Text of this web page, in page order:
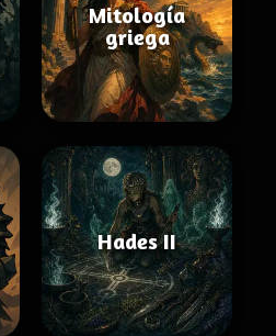
Mitología
griega
Hades II